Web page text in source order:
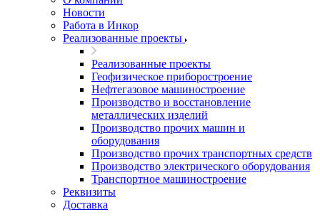
Новости
Работа в Инкор
Реализованные проекты
Реализованные проекты
Геофизическое приборостроение
Нефтегазовое машиностроение
Производство и восстановление
металлических изделий
Производство прочих машин и
оборудования
Производство прочих транспортных средств
Производство электрического оборудования
Транспортное машиностроение
Реквизиты
Доставка